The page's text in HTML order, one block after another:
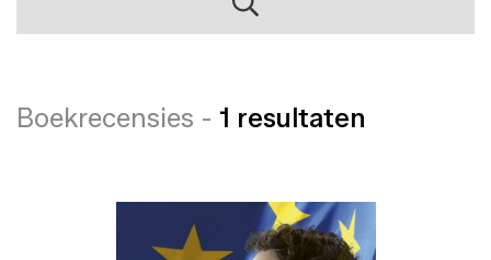
Boekrecensies - 1 resultaten